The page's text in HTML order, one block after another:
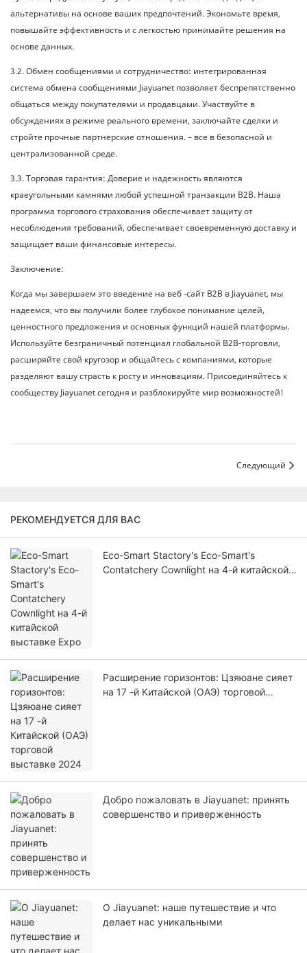
альтернативы на основе ваших предпочтений. Экономьте время,
повышайте эффективность и с легкостью принимайте решения на
основе данных.
3.2. Обмен сообщениями и сотрудничество: интегрированная
система обмена сообщениями Jiayuanet позволяет беспрепятственно
общаться между покупателями и продавцами. Участвуйте в
обсуждениях в режиме реального времени, заключайте сделки и
стройте прочные партнерские отношения. – все в безопасной и
централизованной среде.
3.3. Торговая гарантия: Доверие и надежность являются
краеугольными камнями любой успешной транзакции B2B. Наша
программа торгового страхования обеспечивает защиту от
несоблюдения требований, обеспечивает своевременную доставку и
защищает ваши финансовые интересы.
Заключение:
Когда мы завершаем это введение на веб -сайт B2B в Jiayuanet, мы
надеемся, что вы получили более глубокое понимание целей,
ценностного предложения и основных функций нашей платформы.
Используйте безграничный потенциал глобальной B2B-торговли,
расширяйте свой кругозор и общайтесь с компаниями, которые
разделяют вашу страсть к росту и инновациям. Присоединяйтесь к
сообществу Jiayuanet сегодня и разблокируйте мир возможностей!
Следующий
РЕКОМЕНДУЕТСЯ ДЛЯ ВАС
Eco-Smart Stactory's Eco-Smart's
Contatchery Cownlight на 4-й китайской
Расширение горизонтов: Цзяюане сияет
на 17 -й Китайской (ОАЭ) торговой
Добро пожаловать в Jiayuanet: принять
совершенство и приверженность
О Jiayuanet: наше путешествие и что
делает нас уникальными